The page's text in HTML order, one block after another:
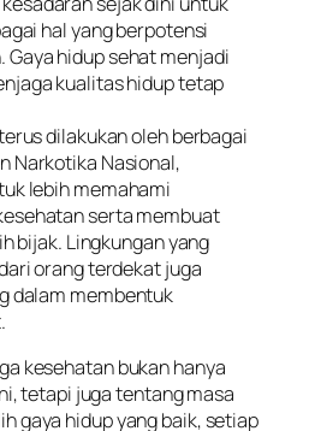
hal yang berpotensi
hidup sehat menjadi
kualitas hidup tetap
dilakukan oleh berbagai
Narkotika Nasional,
lebih memahami
serta membuat
bijak. Lingkungan yang
orang terdekat juga
dalam membentuk
kesehatan bukan hanya
tetapi juga tentang masa
gaya hidup yang baik, setiap